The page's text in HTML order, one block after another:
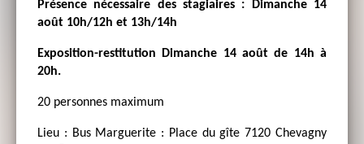
Présence nécessaire des stagiaires : Dimanche 14
août 10h/12h et 13h/14h
Exposition-restitution Dimanche 14 août de 14h à
20h.
20 personnes maximum
Lieu : Bus Marguerite : Place du gîte 7120 Chevagny